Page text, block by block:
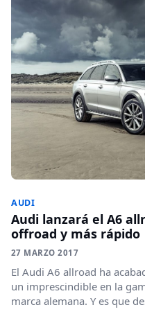
AUDI
Audi lanzará el A6
offroad y más rápido
27 MARZO 2017
El Audi A6 allroad ha
un imprescindible en la
marca alemana. Y es que